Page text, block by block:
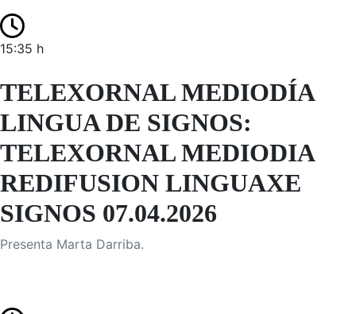
15:35 h
TELEXORNAL MEDIODÍA
LINGUA DE SIGNOS:
TELEXORNAL MEDIODIA
REDIFUSION LINGUAXE
SIGNOS 07.04.2026
Presenta Marta Darriba.